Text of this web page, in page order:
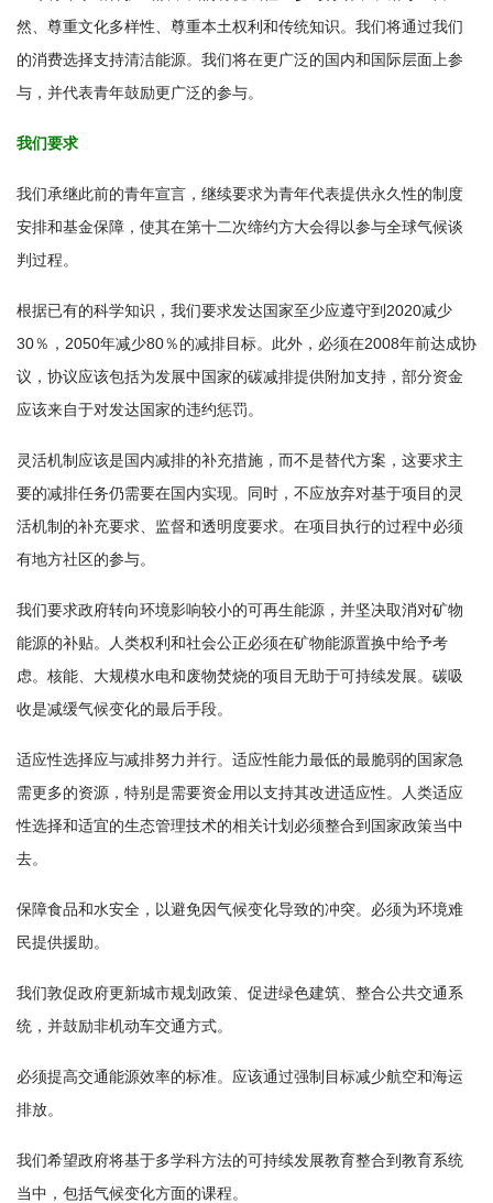
然、尊重文化多样性、尊重本土权利和传统知识。我们将通过我们
的消费选择支持清洁能源。我们将在更广泛的国内和国际层面上参
与，并代表青年鼓励更广泛的参与。
我们要求
我们承继此前的青年宣言，继续要求为青年代表提供永久性的制度
安排和基金保障，使其在第十二次缔约方大会得以参与全球气候谈
判过程。
根据已有的科学知识，我们要求发达国家至少应遵守到2020减少
30％，2050年减少80％的减排目标。此外，必须在2008年前达成协
议，协议应该包括为发展中国家的碳减排提供附加支持，部分资金
应该来自于对发达国家的违约惩罚。
灵活机制应该是国内减排的补充措施，而不是替代方案，这要求主
要的减排任务仍需要在国内实现。同时，不应放弃对基于项目的灵
活机制的补充要求、监督和透明度要求。在项目执行的过程中必须
有地方社区的参与。
我们要求政府转向环境影响较小的可再生能源，并坚决取消对矿物
能源的补贴。人类权利和社会公正必须在矿物能源置换中给予考
虑。核能、大规模水电和废物焚烧的项目无助于可持续发展。碳吸
收是减缓气候变化的最后手段。
适应性选择应与减排努力并行。适应性能力最低的最脆弱的国家急
需更多的资源，特别是需要资金用以支持其改进适应性。人类适应
性选择和适宜的生态管理技术的相关计划必须整合到国家政策当中
去。
保障食品和水安全，以避免因气候变化导致的冲突。必须为环境难
民提供援助。
我们敦促政府更新城市规划政策、促进绿色建筑、整合公共交通系
统，并鼓励非机动车交通方式。
必须提高交通能源效率的标准。应该通过强制目标减少航空和海运
排放。
我们希望政府将基于多学科方法的可持续发展教育整合到教育系统
当中，包括气候变化方面的课程。